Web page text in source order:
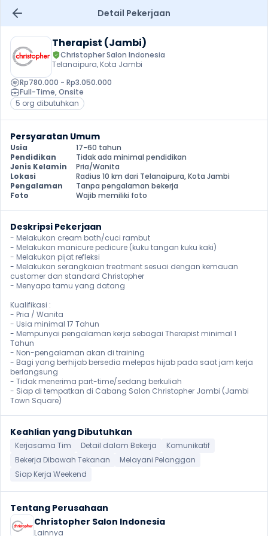
Detail Pekerjaan
Therapist (Jambi)
Christopher Salon Indonesia
Telanaipura, Kota Jambi
Rp780.000 - Rp3.050.000
Full-Time, Onsite
5 org dibutuhkan
Persyaratan Umum
Usia
17-60 tahun
Pendidikan
Tidak ada minimal pendidikan
Jenis Kelamin
Pria/Wanita
Lokasi
Radius 10 km dari Telanaipura, Kota Jambi
Pengalaman
Tanpa pengalaman bekerja
Foto
Wajib memiliki foto
Deskripsi Pekerjaan
- Melakukan cream bath/cuci rambut
- Melakukan manicure pedicure (kuku tangan kuku kaki)
- Melakukan pijat refleksi
- Melakukan serangkaian treatment sesuai dengan kemauan
customer dan standard Christopher
- Menyapa tamu yang datang
Kualifikasi :
- Pria / Wanita
- Usia minimal 17 Tahun
- Mempunyai pengalaman kerja sebagai Therapist minimal 1
Tahun
- Non-pengalaman akan di training
- Bagi yang berhijab bersedia melepas hijab pada saat jam kerja
berlangsung
- Tidak menerima part-time/sedang berkuliah
- Siap di tempatkan di Cabang Salon Christopher Jambi (Jambi
Town Square)
Keahlian yang Dibutuhkan
Kerjasama Tim Detail dalam Bekerja
Komunikatif
Bekerja Dibawah Tekanan
Melayani Pelanggan
Siap Kerja Weekend
Tentang Perusahaan
Christopher Salon Indonesia
Lainnya